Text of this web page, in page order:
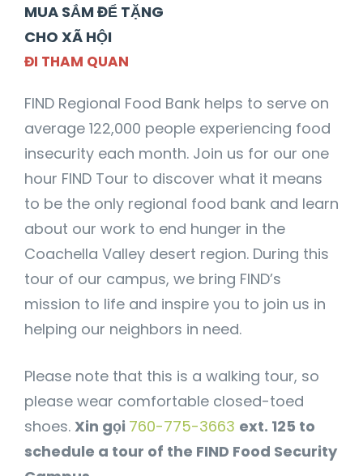
MUA SẮM ĐỂ TẶNG
CHO XÃ HỘI
ĐI THAM QUAN
FIND Regional Food Bank helps to serve on
average 122,000 people experiencing food
insecurity each month. Join us for our one
hour FIND Tour to discover what it means
to be the only regional food bank and learn
about our work to end hunger in the
Coachella Valley desert region. During this
tour of our campus, we bring FIND’s
mission to life and inspire you to join us in
helping our neighbors in need.
Please note that this is a walking tour, so
please wear comfortable closed-toed
shoes. Xin gọi 760-775-3663 ext. 125 to
schedule a tour of the FIND Food Security